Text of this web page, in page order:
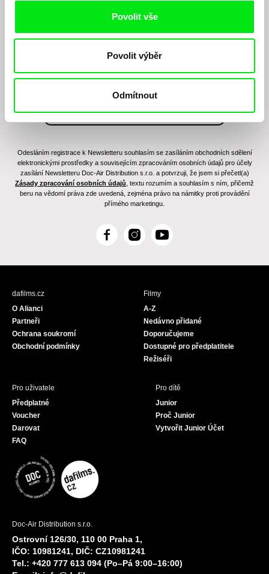
Povolit vše
Povolit výběr
Odmítnout
Chcete být pravidelně informováni o našem
filmovém programu?
Odesláním registrace k Newsletteru souhlasím se zasíláním obchodních sdělení
elektronickými prostředky a souvisejícím zpracováním osobních údajů pro účely
zasílání Newsletteru Doc-Air Distribution s.r.o. a potvrzuji, že jsem si přečetl(a)
Zásady zpracování osobních údajů , textu rozumím a souhlasím s ním, přičemž
beru na vědomí práva zde uvedená, zejména právo na námitky proti provádění
přímého marketingu.
F
c
I
s
Y
u
dafilms.cz
O Alianci
Partneři
Ochrana soukromí
Obchodní podmínky
Filmy
A-Z
Nedávno přidané
Doporučujeme
Dostupné pro předplatitele
Režiséři
Pro uživatele
Předplatné
Voucher
Darovat
FAQ
Pro dítě
Junior
Proč Junior
Vytvořit Junior Účet
Doc-Air Distribution s.r.o.
Ostrovní 126/30, 110 00 Praha 1,
IČO: 10981241, DIČ: CZ10981241
Tel.: +420 777 613 094 (Po–Pá 9:00–16:00)